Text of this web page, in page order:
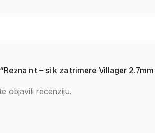
nit – silk za trimere Villager
objavili recenziju.